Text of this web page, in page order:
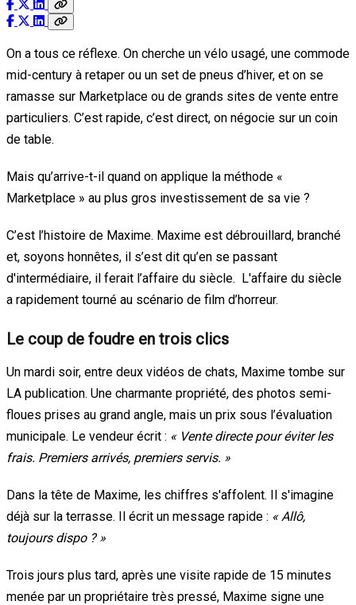
On a tous ce réflexe. On cherche un vélo usagé, une commode
mid-century à retaper ou un set de pneus d’hiver, et on se
ramasse sur Marketplace ou de grands sites de vente entre
particuliers. C’est rapide, c’est direct, on négocie sur un coin
de table.
Mais qu’arrive-t-il quand on applique la méthode «
Marketplace » au plus gros investissement de sa vie ?
C’est l’histoire de Maxime. Maxime est débrouillard, branché
et, soyons honnêtes, il s’est dit qu’en se passant
d'intermédiaire, il ferait l’affaire du siècle. L'affaire du siècle
a rapidement tourné au scénario de film d’horreur.
Le coup de foudre en trois clics
Un mardi soir, entre deux vidéos de chats, Maxime tombe sur
LA publication. Une charmante propriété, des photos semi-
floues prises au grand angle, mais un prix sous l’évaluation
municipale. Le vendeur écrit : « Vente directe pour éviter les
frais. Premiers arrivés, premiers servis. »
Dans la tête de Maxime, les chiffres s'affolent. Il s'imagine
déjà sur la terrasse. Il écrit un message rapide : « Allô,
toujours dispo ? »
Trois jours plus tard, après une visite rapide de 15 minutes
menée par un propriétaire très pressé, Maxime signe une